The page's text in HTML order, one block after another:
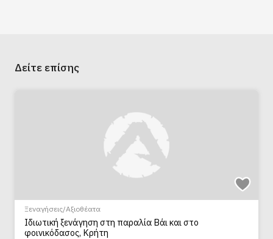
Δείτε επίσης
Ξεναγήσεις/Αξιοθέατα
Ιδιωτική ξενάγηση στη παραλία Βάι και στο
φοινικόδασος, Κρήτη